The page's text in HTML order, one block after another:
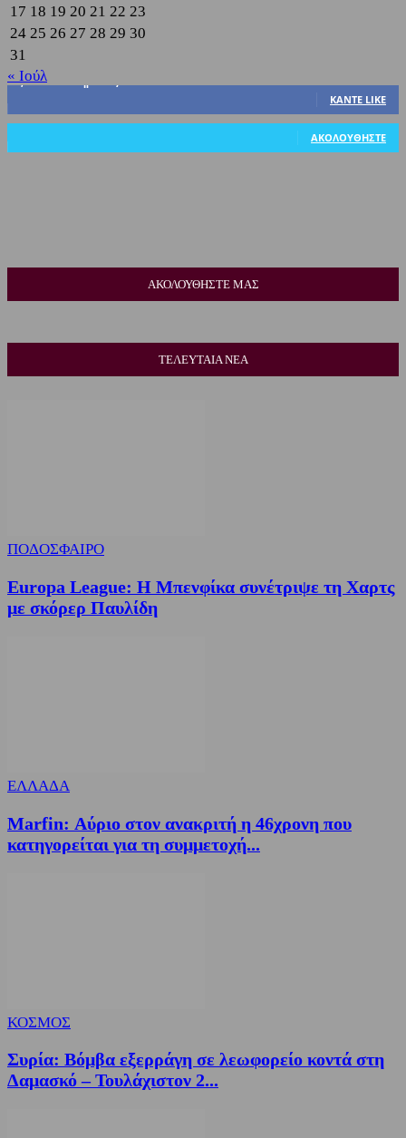
17 18 19 20 21 22 23
24 25 26 27 28 29 30
31
« Ιούλ
3,822
ΚΆΝΤΕ LIKE
ΑΚΟΛΟΥΘΉΣΤΕ
ΑΚΟΛΟΥΘΗΣΤΕ ΜΑΣ
ΤΕΛΕΥΤΑΙΑ ΝΕΑ
ΠΟΔΟΣΦΑΙΡΟ
Europa League: Η Μπενφίκα συνέτριψε τη Χαρτς
με σκόρερ Παυλίδη
ΕΛΛΑΔΑ
Marfin: Αύριο στον ανακριτή η 46χρονη που
κατηγορείται για τη συμμετοχή...
ΚΟΣΜΟΣ
Συρία: Βόμβα εξερράγη σε λεωφορείο κοντά στη
Δαμασκό – Τουλάχιστον 2...